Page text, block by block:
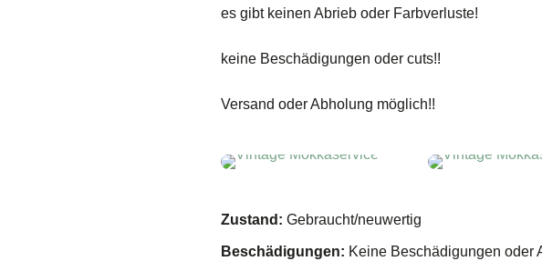
es gibt keinen Abrieb oder Farbverluste!
keine Beschädigungen oder cuts!!
Versand oder Abholung möglich!!
Zustand: Gebraucht/neuwertig
Beschädigungen: Keine Beschädigungen oder